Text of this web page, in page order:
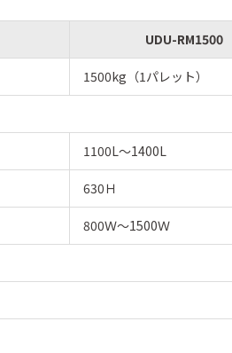
UDU-RM1500
1500kg（1パレット）
1100L〜1400L
630Ｈ
800Ｗ〜1500Ｗ